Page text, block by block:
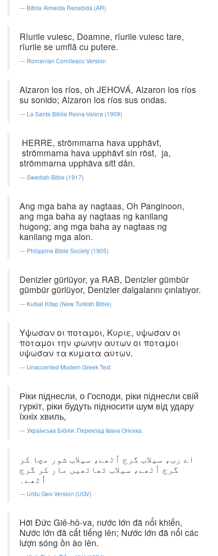
Bíblia Almeida Recebida (AR)
Rîurile vuiesc, Doamne, rîurile vuiesc tare,
rîurile se umflă cu putere.
Romanian Cornilescu Version
Alzaron los ríos, oh JEHOVÁ, Alzaron los ríos
su sonido; Alzaron los ríos sus ondas.
La Santa Biblia Reina-Valera (1909)
HERRE, strömmarna hava upphävt,
strömmarna hava upphävt sin röst, ja,
strömmarna upphäva sitt dån.
Swedish Bible (1917)
Ang mga baha ay nagtaas, Oh Panginoon,
ang mga baha ay nagtaas ng kanilang
hugong; ang mga baha ay nagtaas ng
kanilang mga alon.
Philippine Bible Society (1905)
Denizler gürlüyor, ya RAB, Denizler gümbür
gümbür gürlüyor, Denizler dalgalarını çınlatıyor.
Kutsal Kitap (New Turkish Bible)
Υψωσαν οι ποταμοι, Κυριε, υψωσαν οι
ποταμοι την φωνην αυτων οι ποταμοι
υψωσαν τα κυματα αυτων.
Unaccented Modern Greek Text
Ріки піднесли, о Господи, ріки піднесли свій
гуркіт, ріки будуть підносити шум від удару
їхніх хвиль,
Українська Біблія. Переклад Івана Огієнка.
اے رب، سیلاب گرج اُٹھے، سیلاب شور مچا کر
گرج اُٹھے، سیلاب ٹھاٹھیں مار کر گرج
اُٹھے۔
Urdu Geo Version (UGV)
Hỡi Ðức Giê-hô-va, nước lớn đã nổi khiến,
Nước lớn đã cất tiếng lên; Nước lớn đã nổi các
lượn sóng ồn ào lên.